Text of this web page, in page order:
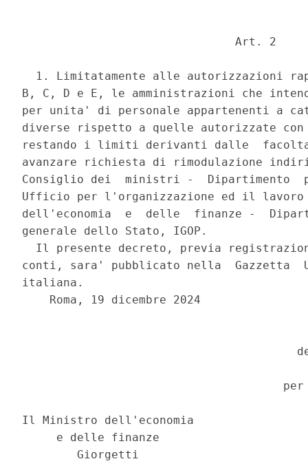
                               Art. 2
1. Limitatamente alle autorizzazioni
B, C, D e E, le amministrazioni che
per unita' di personale appartenenti a
diverse rispetto a quelle autorizzate
restando i limiti derivanti dalle
avanzare richiesta di rimodulazione
Consiglio dei  ministri -  Dipartimento
Ufficio per l'organizzazione ed il
dell'economia  e  delle  finanze -
generale dello Stato, IGOP.
Il presente decreto, previa
conti, sara' pubblicato nella  Gazzetta
italiana.
    Roma, 19 dicembre 2024
Il Ministro dell'economia
     e delle finanze
        Giorgetti